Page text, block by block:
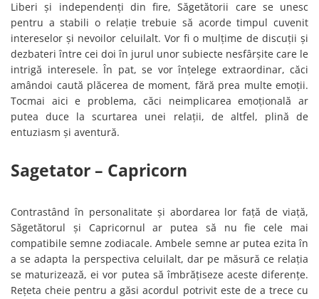
Liberi și independenți din fire, Săgetătorii care se unesc
pentru a stabili o relație trebuie să acorde timpul cuvenit
intereselor și nevoilor celuilalt. Vor fi o mulțime de discuții și
dezbateri între cei doi în jurul unor subiecte nesfârșite care le
intrigă interesele. În pat, se vor înțelege extraordinar, căci
amândoi caută plăcerea de moment, fără prea multe emoții.
Tocmai aici e problema, căci neimplicarea emoțională ar
putea duce la scurtarea unei relații, de altfel, plină de
entuziasm și aventură.
Sagetator – Capricorn
Contrastând în personalitate și abordarea lor față de viață,
Săgetătorul și Capricornul ar putea să nu fie cele mai
compatibile semne zodiacale. Ambele semne ar putea ezita în
a se adapta la perspectiva celuilalt, dar pe măsură ce relația
se maturizează, ei vor putea să îmbrățiseze aceste diferențe.
Rețeta cheie pentru a găsi acordul potrivit este de a trece cu